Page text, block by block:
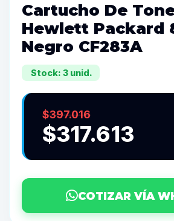
Cartucho De
Hewlett Packard
Negro CF283A
Stock: 3 unid.
$397.016
$317.613
COTIZAR VÍA